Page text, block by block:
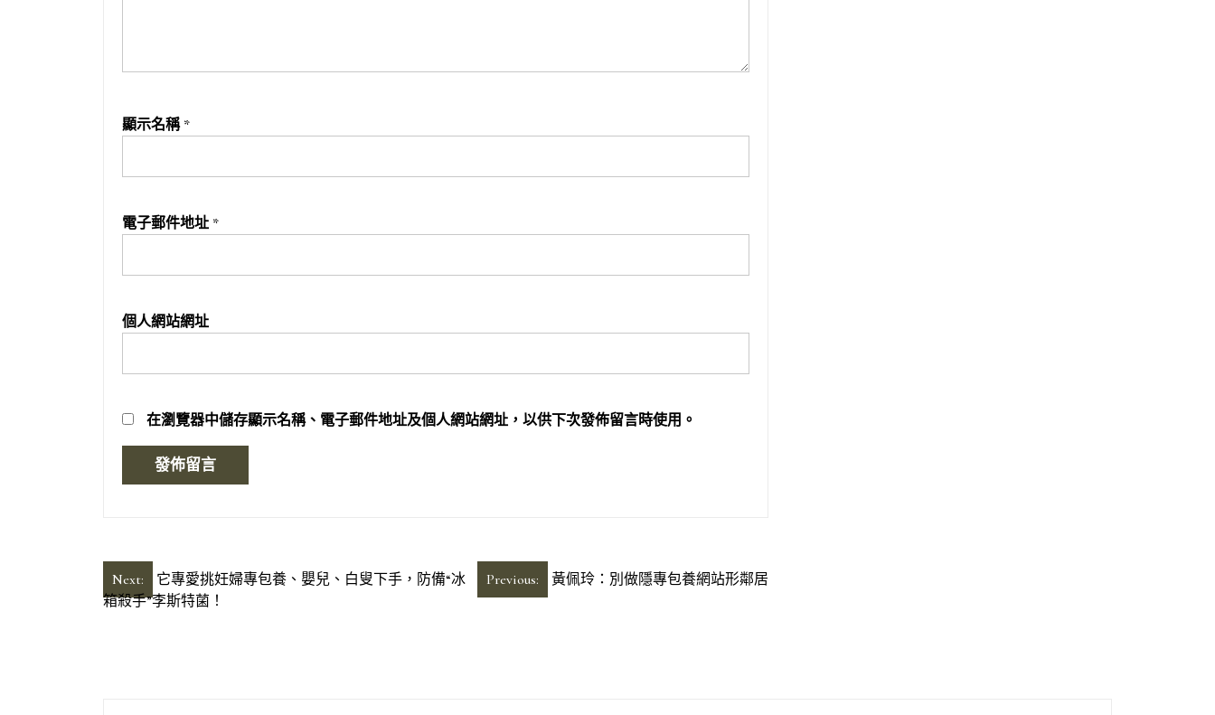
顯示名稱 *
電子郵件地址 *
個人網站網址
在瀏覽器中儲存顯示名稱、電子郵件地址及個人網站網址，以供下次發佈留言時使用。
文
章
Previous: 黃佩玲：別做隱專包養網站形鄰居
Next:
它專愛挑妊婦專包養、嬰兒、白叟下手，防備“冰
箱殺手”李斯特菌！